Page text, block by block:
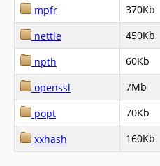
mpfr
370Kb
nettle
450Kb
npth
60Kb
openssl
7Mb
popt
70Kb
xxhash
160Kb